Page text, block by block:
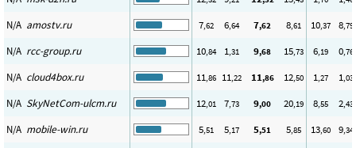
N/A amostv.ru 7,62 6,64 7,62 8,61 10,37 8,79
N/A rcc-group.ru 10,84 1,31 9,68 15,73 6,19 0,76
N/A cloud4box.ru 11,86 11,22 11,86 12,50 1,27 1,03
N/A SkyNetCom-ulcm.ru 12,01 7,73 9,00 20,19 8,55 2,43
N/A mobile-win.ru 5,51 5,17 5,51 5,85 13,60 9,34